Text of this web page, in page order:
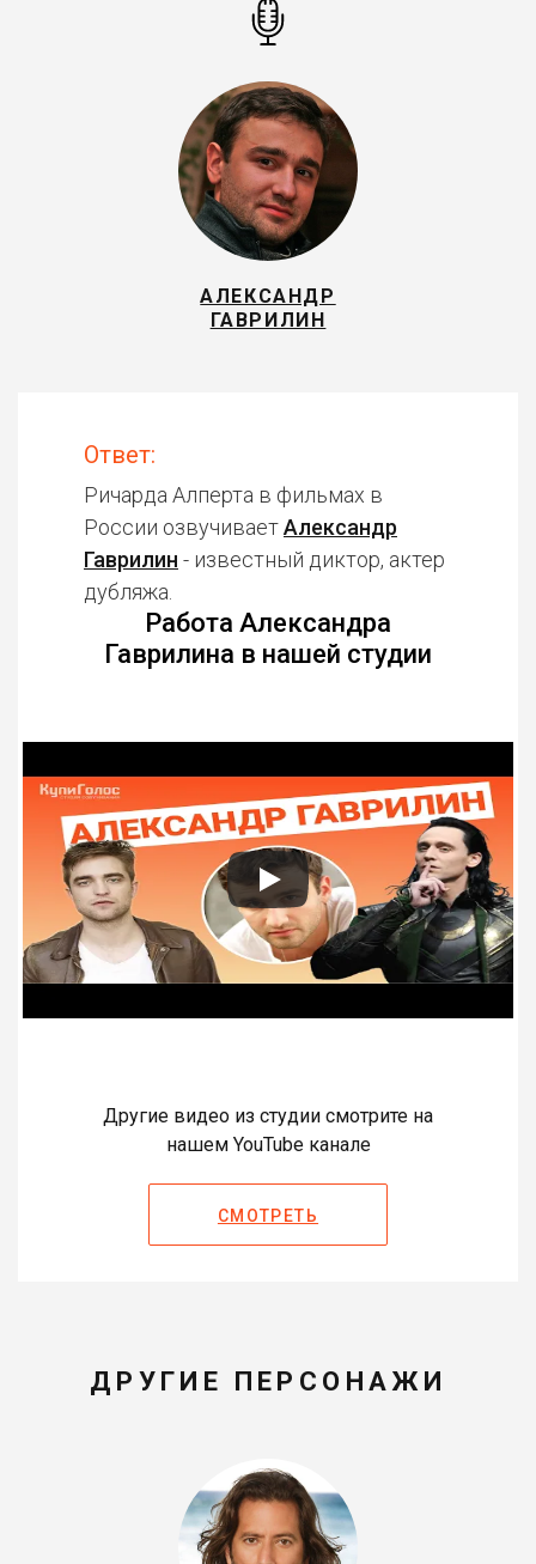
АЛЕКСАНДР
ГАВРИЛИН
Ответ:
Ричарда Алперта в фильмах в
России озвучиваетАлександр
Гаврилин - известный диктор, актер
дубляжа.
Работа Александра
Гаврилина в нашей студии
Другие видео из студии смотрите на
нашем YouTube канале
СМОТРЕТЬ
ДРУГИЕ ПЕРСОНАЖИ